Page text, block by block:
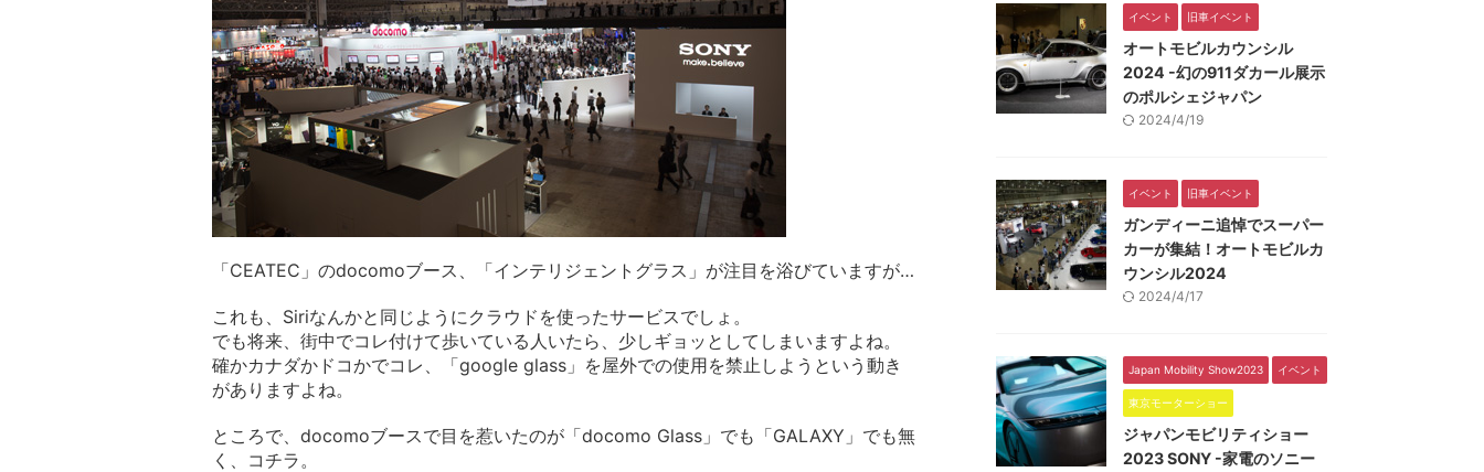
「CEATEC」のdocomoブース、「インテリジェントグラス」が注目を浴びていますが…
これも、Siriなんかと同じようにクラウドを使ったサービスでしょ。
でも将来、街中でコレ付けて歩いている人いたら、少しギョッとしてしまいますよね。
確かカナダかドコかでコレ、「google glass」を屋外での使用を禁止しようという動き
がありますよね。
ところで、docomoブースで目を惹いたのが「docomo Glass」でも「GALAXY」でも無
く、コチラ。
イベント 旧車イベント
オートモビルカウンシル
2024 -幻の911ダカール展示
のポルシェジャパン
2024/4/19
イベント 旧車イベント
ガンディーニ追悼でスーパー
カーが集結！オートモビルカ
ウンシル2024
2024/4/17
Japan Mobility Show2023 イベント
東京モーターショー
ジャパンモビリティショー
2023 SONY -家電のソニー